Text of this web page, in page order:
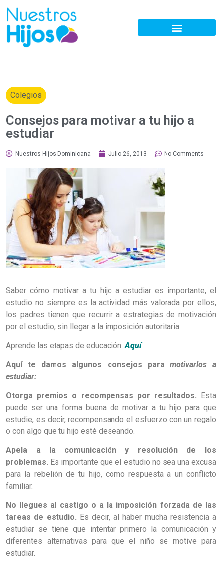
Colegios
Consejos para motivar a tu hijo a
estudiar
Nuestros Hijos Dominicana Julio 26, 2013 No Comments
Saber cómo motivar a tu hijo a estudiar es importante, el
estudio no siempre es la actividad más valorada por ellos,
los padres tienen que recurrir a estrategias de motivación
por el estudio, sin llegar a la imposición autoritaria.
Aprende las etapas de educación:Aquí
Aquí te damos algunos consejos para motivarlos a
estudiar:
Otorga premios o recompensas por resultados. Esta
puede ser una forma buena de motivar a tu hijo para que
estudie, es decir, recompensando el esfuerzo con un regalo
o con algo que tu hijo esté deseando.
Apela a la comunicación y resolución de los
problemas. Es importante que el estudio no sea una excusa
para la rebelión de tu hijo, como respuesta a un conflicto
familiar.
No llegues al castigo o a la imposición forzada de las
tareas de estudio. Es decir, al haber mucha resistencia a
estudiar se tiene que intentar primero la comunicación y
diferentes alternativas para que el niño se motive para
estudiar.